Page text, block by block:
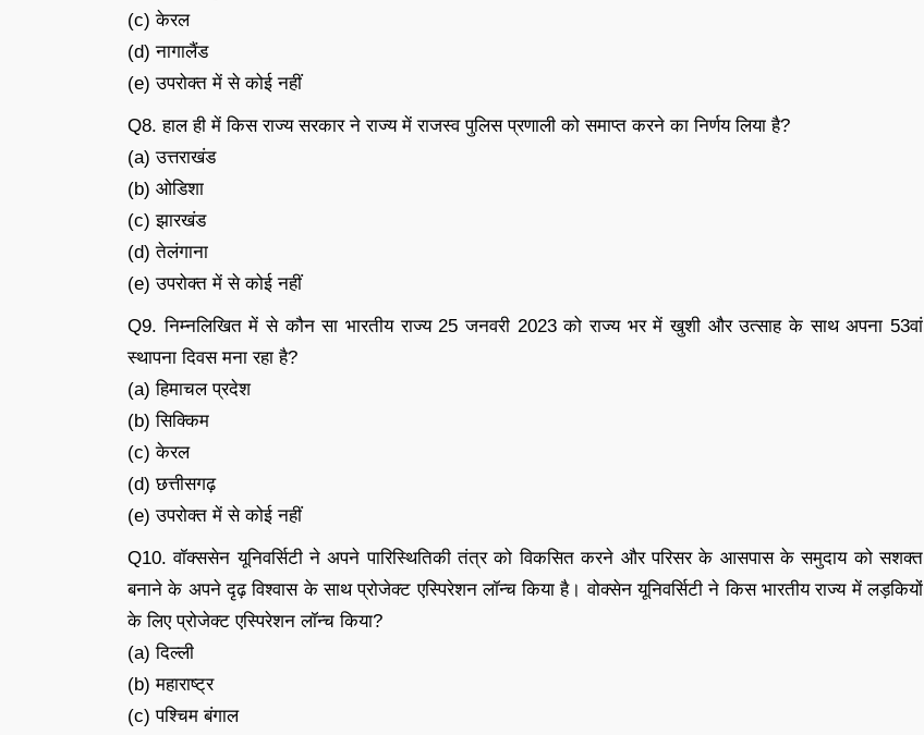
(c) केरल
(d) नागालैंड
(e) उपरोक्त में से कोई नहीं
Q8. हाल ही में किस राज्य सरकार ने राज्य में राजस्व पुलिस प्रणाली को समाप्त करने का निर्णय लिया है?
(a) उत्तराखंड
(b) ओडिशा
(c) झारखंड
(d) तेलंगाना
(e) उपरोक्त में से कोई नहीं
Q9. निम्नलिखित में से कौन सा भारतीय राज्य 25 जनवरी 2023 को राज्य भर में खुशी और उत्साह के साथ अपना 53वां
स्थापना दिवस मना रहा है?
(a) हिमाचल प्रदेश
(b) सिक्किम
(c) केरल
(d) छत्तीसगढ़
(e) उपरोक्त में से कोई नहीं
Q10. वॉक्ससेन यूनिवर्सिटी ने अपने पारिस्थितिकी तंत्र को विकसित करने और परिसर के आसपास के समुदाय को सशक्त
बनाने के अपने दृढ़ विश्वास के साथ प्रोजेक्ट एस्पिरेशन लॉन्च किया है। वोक्सेन यूनिवर्सिटी ने किस भारतीय राज्य में लड़कियों
के लिए प्रोजेक्ट एस्पिरेशन लॉन्च किया?
(a) दिल्ली
(b) महाराष्ट्र
(c) पश्चिम बंगाल